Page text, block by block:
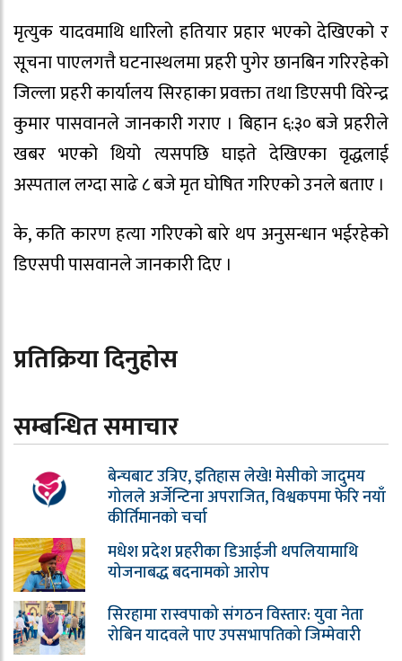
मृत्युक यादवमाथि धारिलो हतियार प्रहार भएको देखिएको र
सूचना पाएलगत्तै घटनास्थलमा प्रहरी पुगेर छानबिन गरिरहेको
जिल्ला प्रहरी कार्यालय सिरहाका प्रवक्ता तथा डिएसपी विरेन्द्र
कुमार पासवानले जानकारी गराए । बिहान ६:३० बजे प्रहरीले
खबर भएको थियो त्यसपछि घाइते देखिएका वृद्धलाई
अस्पताल लग्दा साढे ८ बजे मृत घोषित गरिएको उनले बताए ।
के, कति कारण हत्या गरिएको बारे थप अनुसन्धान भईरहेको
डिएसपी पासवानले जानकारी दिए ।
प्रतिक्रिया दिनुहोस
सम्बन्धित समाचार
बेन्चबाट उत्रिए, इतिहास लेखे! मेसीको जादुमय
गोलले अर्जेन्टिना अपराजित, विश्वकपमा फेरि नयाँ
कीर्तिमानको चर्चा
मधेश प्रदेश प्रहरीका डिआईजी थपलियामाथि
योजनाबद्ध बदनामको आरोप
सिरहामा रास्वपाको संगठन विस्तार: युवा नेता
रोबिन यादवले पाए उपसभापतिको जिम्मेवारी